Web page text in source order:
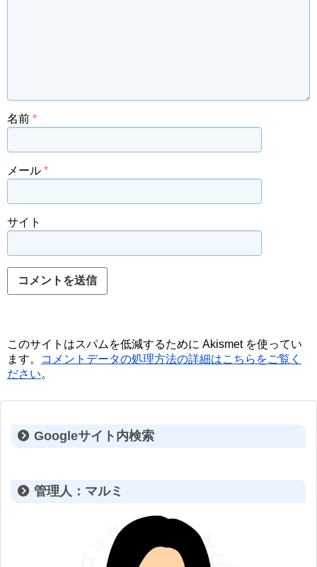
名前 *
メール *
サイト
このサイトはスパムを低減するために Akismet を使ってい
ます。
コメントデータの処理方法の詳細はこちらをご覧く
ださい。
Googleサイト内検索
管理人：マルミ